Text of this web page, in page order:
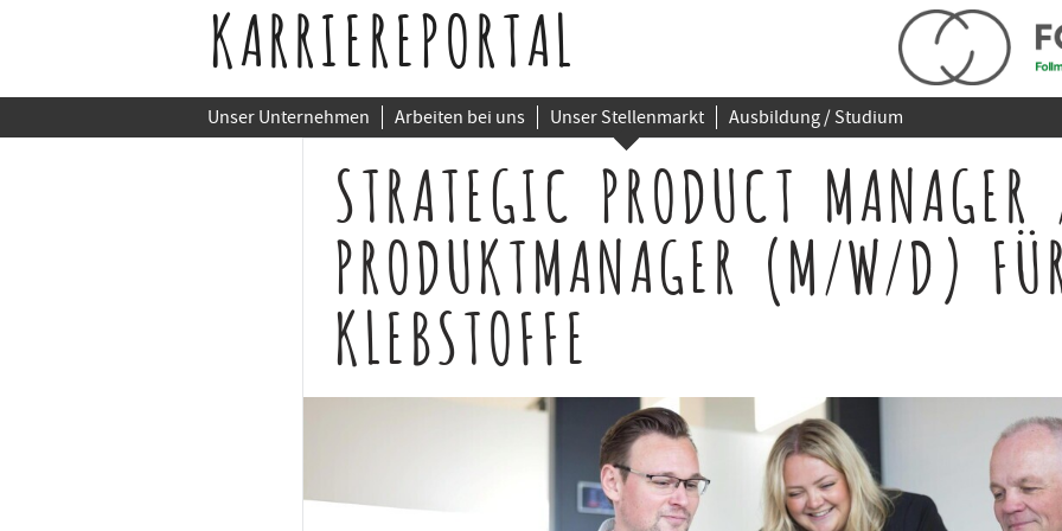
KARRIEREPORTAL
Unser Unternehmen Arbeiten bei uns Unser Stellenmarkt Ausbildung / Studium
STRATEGIC PRODUCT
PRODUKTMANAGER (M/W/D)
KLEBSTOFFE